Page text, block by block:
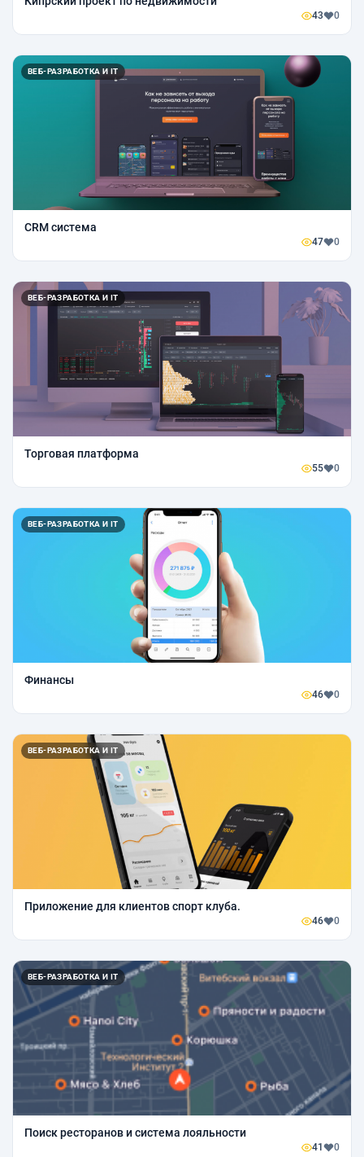
43 0
ВЕБ-РАЗРАБОТКА И IT
CRM система
47 0
ВЕБ-РАЗРАБОТКА И IT
Торговая платформа
55 0
ВЕБ-РАЗРАБОТКА И IT
Финансы
46 0
ВЕБ-РАЗРАБОТКА И IT
Приложение для клиентов спорт клуба.
46 0
ВЕБ-РАЗРАБОТКА И IT
Поиск ресторанов и система лояльности
41 0